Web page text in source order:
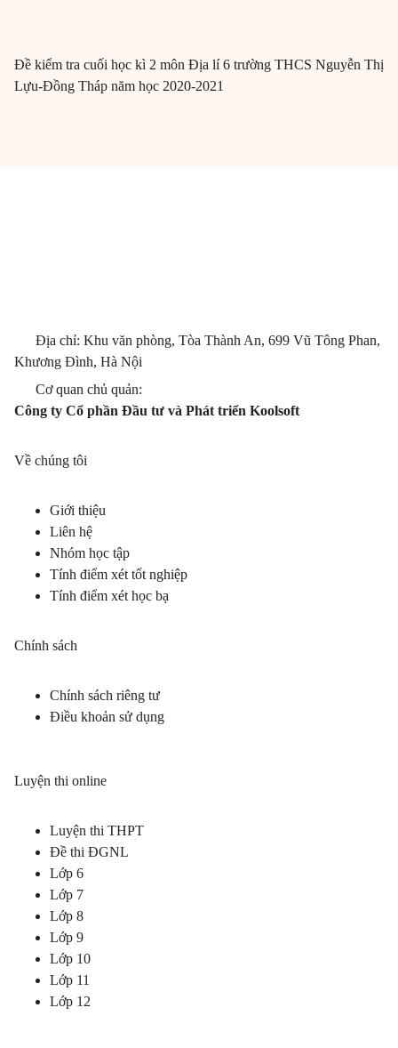
Đề kiểm tra cuối học kì 2 môn Địa lí 6 trường THCS Nguyễn Thị
Lựu-Đồng Tháp năm học 2020-2021
Địa chỉ: Khu văn phòng, Tòa Thành An, 699 Vũ Tông Phan,
Khương Đình, Hà Nội
Cơ quan chủ quản:
Công ty Cổ phần Đầu tư và Phát triển Koolsoft
Về chúng tôi
Giới thiệu
Liên hệ
Nhóm học tập
Tính điểm xét tốt nghiệp
Tính điểm xét học bạ
Chính sách
Chính sách riêng tư
Điều khoản sử dụng
Luyện thi online
Luyện thi THPT
Đề thi ĐGNL
Lớp 6
Lớp 7
Lớp 8
Lớp 9
Lớp 10
Lớp 11
Lớp 12